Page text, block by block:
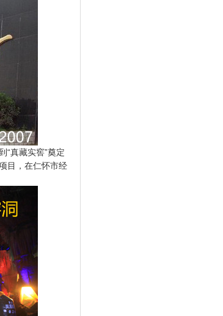
“真藏实窖”奠定
目，在仁怀市经